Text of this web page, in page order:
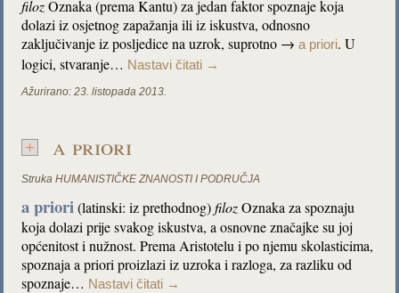
filozOznaka (prema Kantu) za jedan faktor spoznaje koja
dolazi iz osjetnog zapažanja ili iz iskustva, odnosno
zaključivanje iz posljedice na uzrok, suprotno →a priori. U
logici, stvaranje… Nastavi čitati →
Ažurirano: 23. listopada 2013.
a priori
Struka HUMANISTIČKE ZNANOSTI I PODRUČJA
a priori(latinski: iz prethodnog)filozOznaka za spoznaju
koja dolazi prije svakog iskustva, a osnovne značajke su joj
općenitost i nužnost. Prema Aristotelu i po njemu skolasticima,
spoznaja a priori proizlazi iz uzroka i razloga, za razliku od
spoznaje… Nastavi čitati →